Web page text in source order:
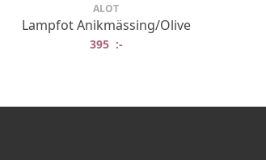
ALOT
Lampfot Anikmässing/Olive
395 :-